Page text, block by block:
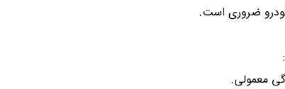
خودرو ضروری است.
معمولی.